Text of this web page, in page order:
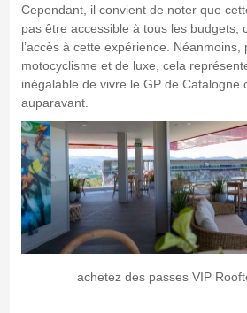
Cependant, il convient de noter que
pas être accessible à tous les budgets,
l’accès à cette expérience.
motocyclisme et de luxe, cela
inégalable de vivre le GP de Catalogne
auparavant.
achetez des passes VIP